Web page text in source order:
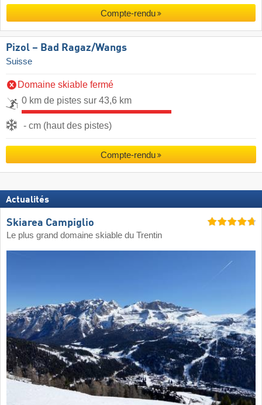
Compte-rendu
Pizol – Bad Ragaz/​Wangs
Suisse
Domaine skiable fermé
0 km de pistes sur 43,6 km
- cm (haut des pistes)
Compte-rendu
Actualités
Skiarea Campiglio
Le plus grand domaine skiable du Trentin